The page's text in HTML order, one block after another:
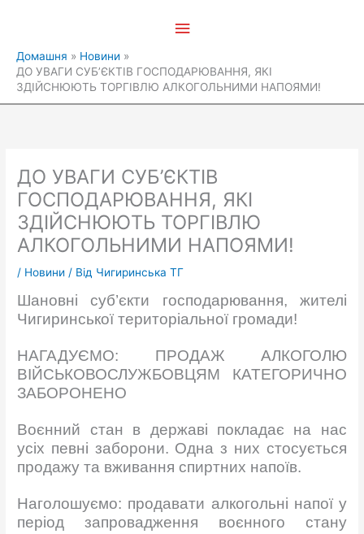
Домашня
Новини
ДО УВАГИ СУБ’ЄКТІВ ГОСПОДАРЮВАННЯ, ЯКІ
ЗДІЙСНЮЮТЬ ТОРГІВЛЮ АЛКОГОЛЬНИМИ НАПОЯМИ!
ДО УВАГИ СУБ’ЄКТІВ
ГОСПОДАРЮВАННЯ, ЯКІ
ЗДІЙСНЮЮТЬ ТОРГІВЛЮ
АЛКОГОЛЬНИМИ НАПОЯМИ!
/ Новини / Від Чигиринська ТГ
Шановні суб’єкти господарювання, жителі
Чигиринської територіальної громади!
НАГАДУЄМО: ПРОДАЖ АЛКОГОЛЮ
ВІЙСЬКОВОСЛУЖБОВЦЯМ КАТЕГОРИЧНО
ЗАБОРОНЕНО
Воєнний стан в державі покладає на нас
усіх певні заборони. Одна з них стосується
продажу та вживання спиртних напоїв.
Наголошуємо: продавати алкогольні напої у
період запровадження воєнного стану